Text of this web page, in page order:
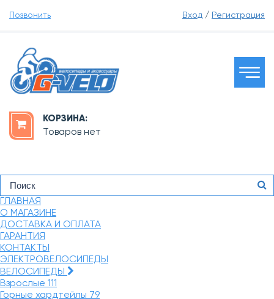
Позвонить Вход / Регистрация
КОРЗИНА:
Товаров нет
ГЛАВНАЯ
О МАГАЗИНЕ
ДОСТАВКА И ОПЛАТА
ГАРАНТИЯ
КОНТАКТЫ
ЭЛЕКТРОВЕЛОСИПЕДЫ
ВЕЛОСИПЕДЫ
Взрослые 111
Горные хардтейлы 79